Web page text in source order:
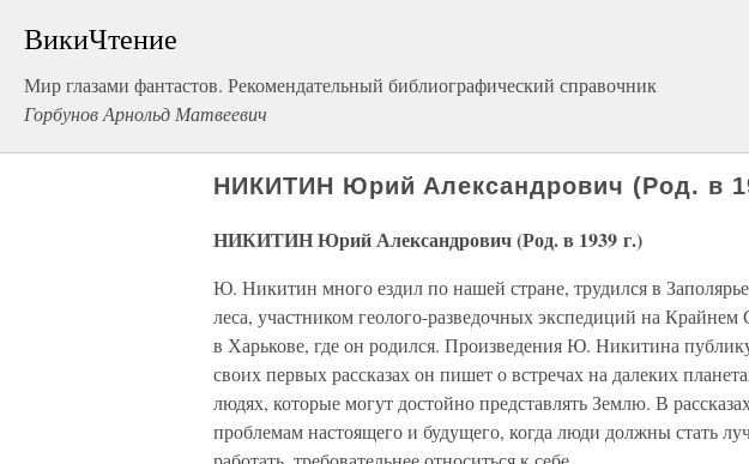
ВикиЧтение
Мир глазами фантастов. Рекомендательный библиографический справочник
Горбунов Арнольд Матвеевич
НИКИТИН Юрий Александрович (Род. в
НИКИТИН Юрий Александрович (Род. в 1939 г.)
Ю. Никитин много ездил по нашей стране, трудился в
леса, участником геолого-разведочных экспедиций на
в Харькове, где он родился. Произведения Ю. Никитина
своих первых рассказах он пишет о встречах на далеких
людях, которые могут достойно представлять Землю. В
проблемам настоящего и будущего, когда люди должны стать